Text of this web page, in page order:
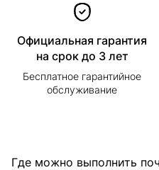
Официальная гарантия
на срок до 3 лет
Бесплатное гарантийное
обслуживание
Где можно выполнить